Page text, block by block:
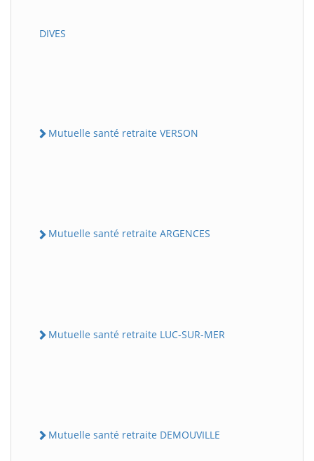
DIVES
Mutuelle santé retraite VERSON
Mutuelle santé retraite ARGENCES
Mutuelle santé retraite LUC-SUR-MER
Mutuelle santé retraite DEMOUVILLE